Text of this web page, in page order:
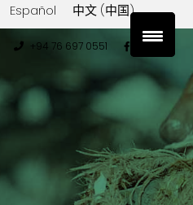
Español 中文 (中国)
+94 76 697 0551